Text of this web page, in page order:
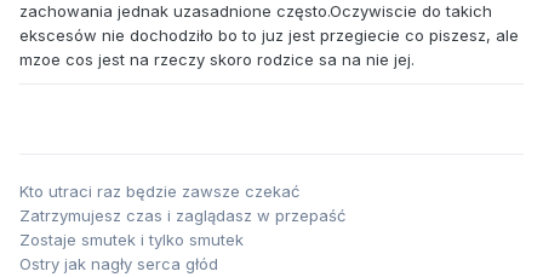
zachowania jednak uzasadnione często.Oczywiscie do takich
ekscesów nie dochodziło bo to juz jest przegiecie co piszesz, ale
mzoe cos jest na rzeczy skoro rodzice sa na nie jej.
Kto utraci raz będzie zawsze czekać
Zatrzymujesz czas i zaglądasz w przepaść
Zostaje smutek i tylko smutek
Ostry jak nagły serca głód